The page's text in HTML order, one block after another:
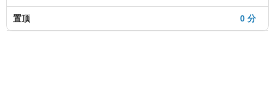
0 分
置顶